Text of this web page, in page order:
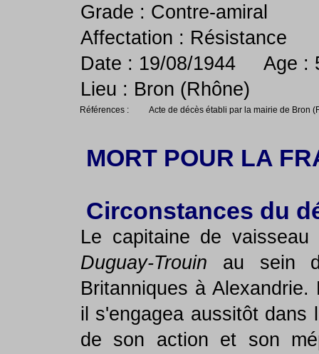
Grade : Contre-amiral
Affectation : Résistance
Date : 19/08/1944 Age :
Lieu : Bron (Rhône)
Références : Acte de décès établi par la mairie de Bron
MORT POUR LA
Circonstances du
Le capitaine de
Duguay-Trouin au sein
Britanniques à
il s'engagea aussitôt dans
de son action et son